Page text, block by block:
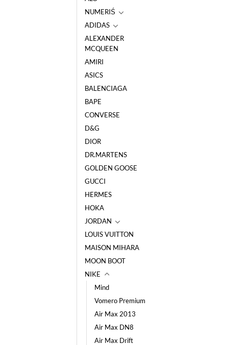
NUMERIŚ
ADIDAS
ALEXANDER
MCQUEEN
AMIRI
ASICS
BALENCIAGA
BAPE
CONVERSE
D&G
DIOR
DR.MARTENS
GOLDEN GOOSE
GUCCI
HERMES
HOKA
JORDAN
LOUIS VUITTON
MAISON MIHARA
MOON BOOT
NIKE
Mind
Vomero Premium
Air Max 2013
Air Max DN8
Air Max Drift